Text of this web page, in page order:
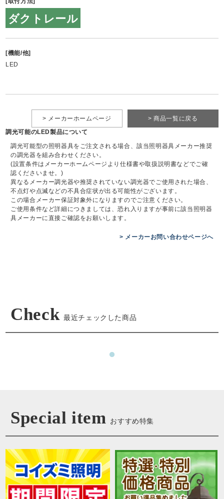
ダクトレール
[機能/他]
LED
> 商品一覧に戻る
> メーカーホームページ
調光可能のLED製品について
調光可能型の照明器具をご注文される場合、該当照明器具メーカー推奨
の調光器を組み合わせください。
(設置条件はメーカーホームページより仕様書や取扱説明書などでご確
認くださいませ。)
異なるメーカー調光器や推奨されていない調光器でご使用された場合、
不点灯や点滅などの不具合症状が出る可能性がございます。
この場合メーカー保証対象外になりますのでご注意ください。
ご使用条件など詳細につきましては、恐れ入りますが事前に該当照明器
具メーカーに直接ご確認をお願いします。
> メーカーお問い合わせページへ
Check 最近チェックした商品
Special item おすすめ特集